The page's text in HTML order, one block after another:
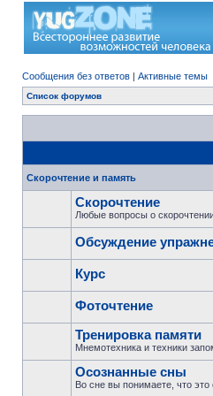
Сообщения без ответов | Активные темы
Список форумов
Скорочтение и память
Скорочтение
Любые вопросы о
Обсуждение
Курс
Фоточтение
Тренировка памяти
Мнемотехника и техники
Осознанные сны
Во сне вы понимаете, что это